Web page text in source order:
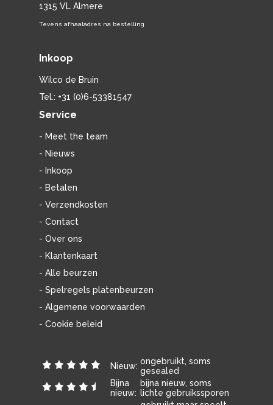
1315 VL Almere
Tevens afhaaladres na bestelling
Inkoop
Wilco de Bruin
Tel.: +31 (0)6-53381547
Service
- Meet the team
- Nieuws
- Inkoop
- Betalen
- Verzendkosten
- Contact
- Over ons
- Klantenkaart
- Alle beurzen
- Spelregels platenbeurzen
- Algemene voorwaarden
- Cookie beleid
Nieuw: ongebruikt, soms
gesealed
Bijna
nieuw:
bijna nieuw, soms
lichte gebruikssporen